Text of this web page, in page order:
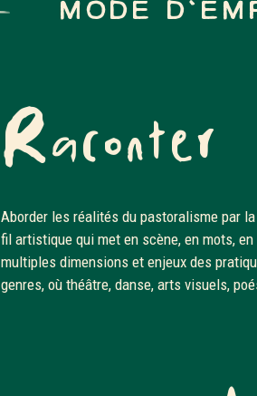
MODE
Raconter
Aborder les réalités du pastoralisme par
fil artistique qui met en scène, en mots,
multiples dimensions et enjeux des
genres, où théâtre, danse, arts visuels,